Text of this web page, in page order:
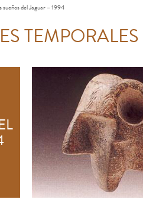
sueños del Jaguar – 1994
TEMPORALES